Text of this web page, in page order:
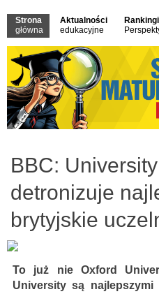
Strona
główna
Aktualności
edukacyjne
Rankingi
BBC:
detronizuje
brytyjskie
To już nie Oxford
University są